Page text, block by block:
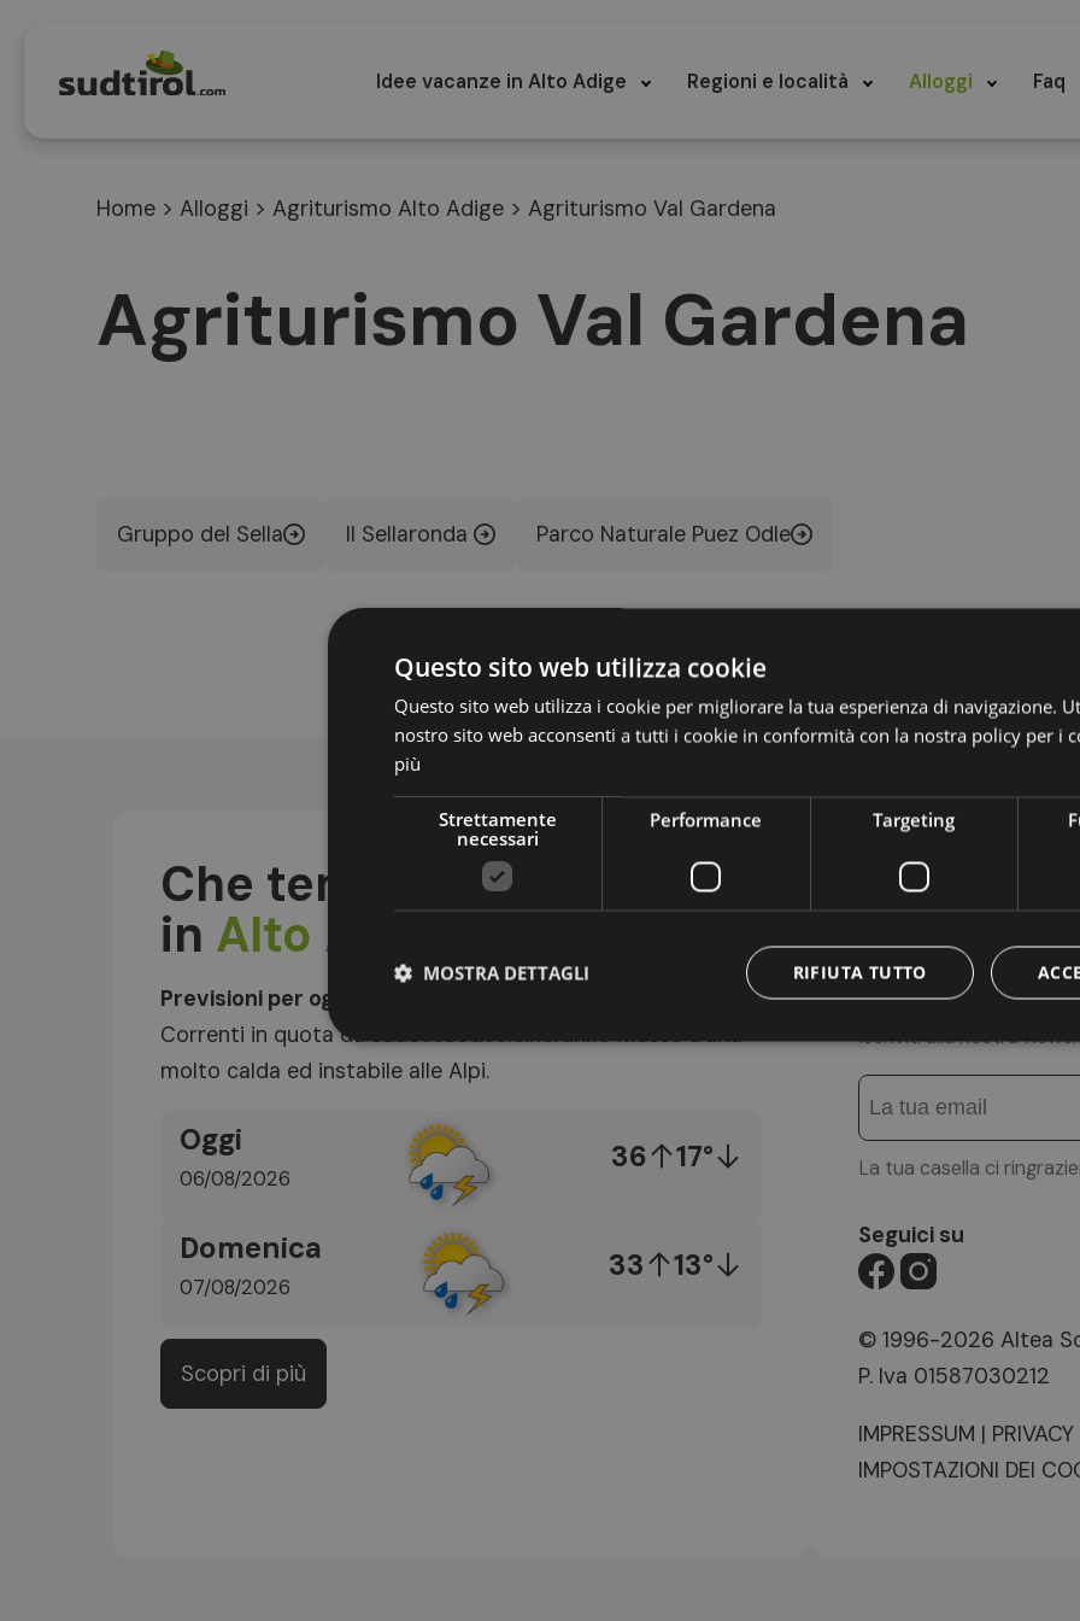
Idee vacanze in Alto Adige Regioni e località Alloggi Faq
Home > Alloggi > Agriturismo Alto Adige > Agriturismo Val Gardena
Agriturismo Val Gardena
Gruppo del Sella Il Sellaronda Parco Naturale Puez Odle
Che tempo fa
in Alto Adige?
Previsioni per oggi
Correnti in quota da sudovest avvicineranno masse d'aria
molto calda ed instabile alle Alpi.
Oggi
06/08/2026
36 17°
Domenica
07/08/2026
33 13°
Scopri di più
Rimani
Iscriviti alla nostra
La tua casella ci
Seguici su
© 1996-2026 Altea
P. Iva 01587030212
IMPRESSUM |
IMPOSTAZIONI DEI
Questo sito web utilizza cookie
Questo sito web utilizza i cookie per migliorare la tua esperienza di navigazione.
nostro sito web acconsenti a tutti i cookie in conformità con la nostra policy per i
più
Strettamente
necessari
Performance Targeting
RIFIUTA TUTTO
MOSTRA DETTAGLI